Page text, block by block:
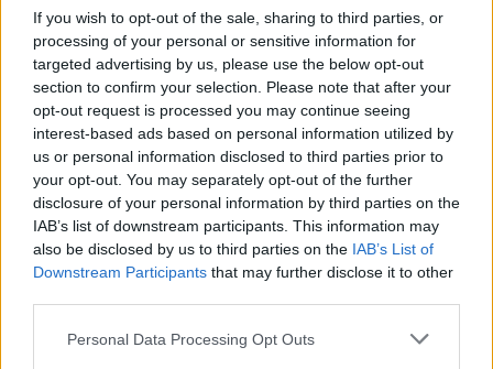
If you wish to opt-out of the sale, sharing to third parties, or
processing of your personal or sensitive information for
targeted advertising by us, please use the below opt-out
section to confirm your selection. Please note that after your
opt-out request is processed you may continue seeing
interest-based ads based on personal information utilized by
us or personal information disclosed to third parties prior to
your opt-out. You may separately opt-out of the further
disclosure of your personal information by third parties on the
IAB’s list of downstream participants. This information may
also be disclosed by us to third parties on the IAB’s List of
Downstream Participants that may further disclose it to other
Please note that this website/app uses one or more Google
Personal Data Processing Opt Outs
Megvan, mikor kezdődik az F1-es Bahreini Nagydíj